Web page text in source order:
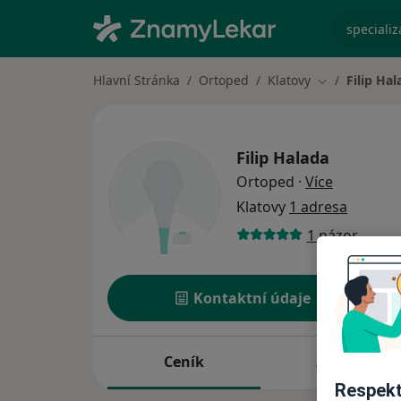
Hlavní Stránka Ortoped Klatovy Změna města
Filip
Filip Halada
Ortoped · Více
Klatovy 1 adresa
1 názor
Kontaktní údaje
Ceník Adresy